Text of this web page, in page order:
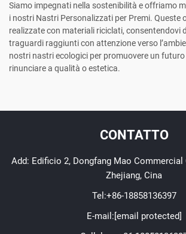
Siamo impegnati nella sostenibilità e offriamo
i nostri Nastri Personalizzati per Premi. Queste
realizzate con materiali riciclati, consentendovi
traguardi raggiunti con attenzione verso
nostri nastri ecologici per promuovere un futuro
rinunciare a qualità o estetica.
CONTATTO
Add: Edificio 2, Dongfang Mao Commercial
Zhejiang, Cina
Tel:+86-18858136397
E-mail:[email protected]